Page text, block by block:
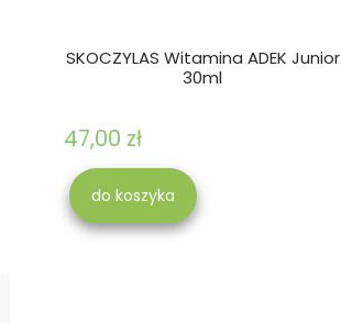
SKOCZYLAS Witamina ADEK Junior
30ml
47,00 zł
do koszyka